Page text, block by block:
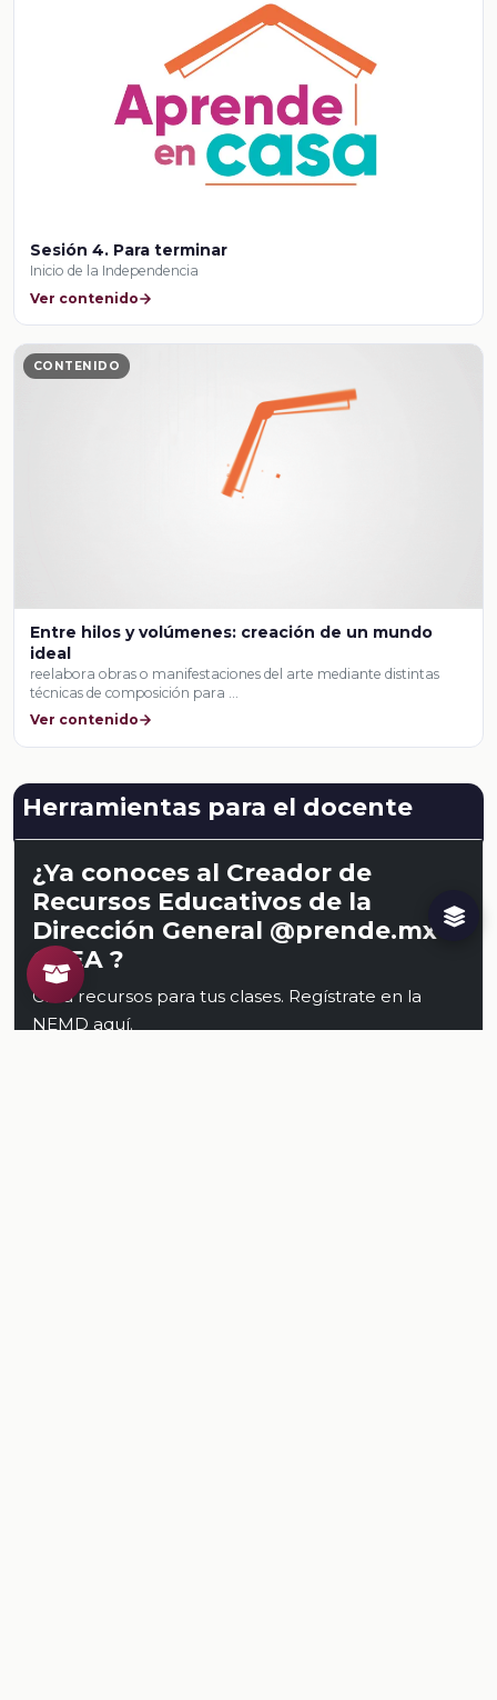
Sesión 4. Para terminar
Inicio de la Independencia
Ver contenido
CONTENIDO
Entre hilos y volúmenes: creación de un mundo
ideal
reelabora obras o manifestaciones del arte mediante distintas
técnicas de composición para …
Ver contenido
Herramientas para el docente
¿Ya conoces al Creador de
Recursos Educativos de la
Dirección General @prende.mx
CREA ?
Crea recursos para tus clases. Regístrate en la
NEMD aquí.